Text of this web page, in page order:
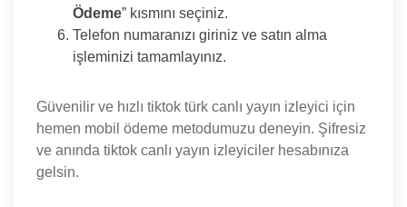
Ödeme” kısmını seçiniz.
Telefon numaranızı giriniz ve satın alma
işleminizi tamamlayınız.
Güvenilir ve hızlı tiktok türk canlı yayın izleyici için
hemen mobil ödeme metodumuzu deneyin. Şifresiz
ve anında tiktok canlı yayın izleyiciler hesabınıza
gelsin.